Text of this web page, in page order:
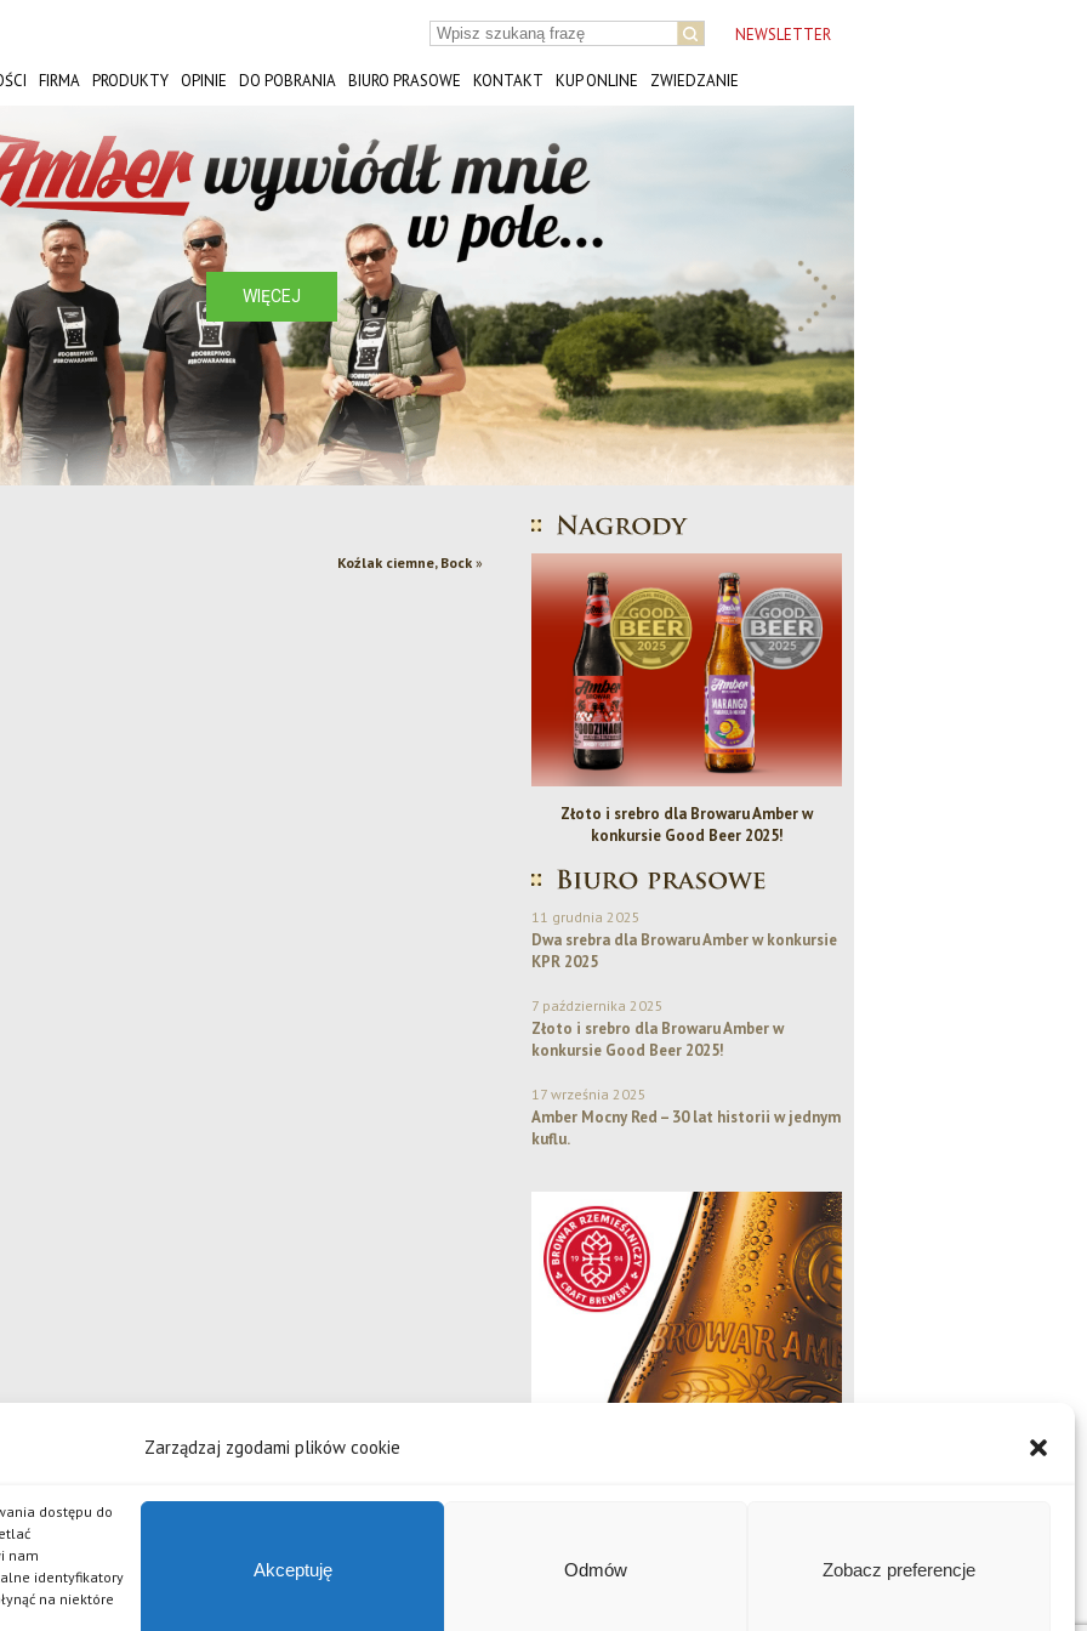
Zarządzaj zgodami plików cookie
dostępu do
nam
identyfikatory
na niektóre
Akceptuję Odmów Zobacz preferencje
NEWSLETTER
FIRMA PRODUKTY OPINIE DO POBRANIA BIURO PRASOWE KONTAKT KUP ONLINE ZWIEDZANIE
WIĘCEJ
Koźlak ciemne, Bock »
Złoto i srebro dla Browaru Amber w
konkursie Good Beer 2025!
11 grudnia 2025
Dwa srebra dla Browaru Amber w konkursie
KPR 2025
7 października 2025
Złoto i srebro dla Browaru Amber w
konkursie Good Beer 2025!
17 września 2025
Amber Mocny Red – 30 lat historii w jednym
kuflu.
Piwo Żywe, Grand Imperial Porter, Złote Lwy, Pszeniczniak, Johannes, APA, Czarny Bez, Chilli, Amber Naturalny, Amber
piw Po Godzinach.